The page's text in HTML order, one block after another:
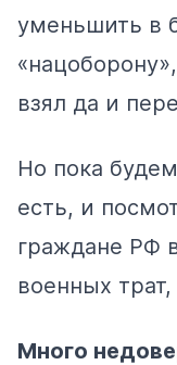
уменьшить в
взял да и
Но пока
есть, и
граждане РФ
военных
Много